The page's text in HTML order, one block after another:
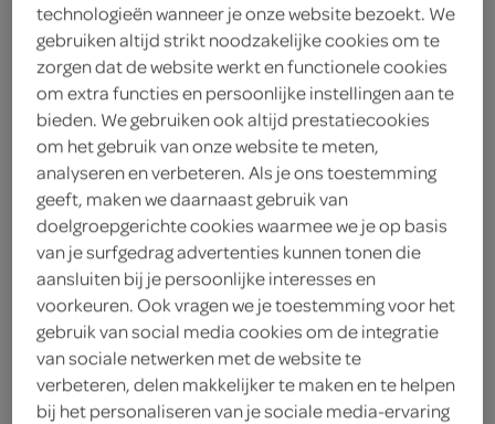
rode pesto
ingrediënten
50 milliliter olijfolie
20 gram pijnboompitten
1 bosje basilicum
50 gram Parmezaanse kaas
technologieën wanneer je onze website bezoekt. We
gebruiken altijd strikt noodzakelijke cookies om te
zorgen dat de website werkt en functionele cookies
om extra functies en persoonlijke instellingen aan te
bieden. We gebruiken ook altijd prestatiecookies
om het gebruik van onze website te meten,
analyseren en verbeteren. Als je ons toestemming
geeft, maken we daarnaast gebruik van
doelgroepgerichte cookies waarmee we je op basis
van je surfgedrag advertenties kunnen tonen die
aansluiten bij je persoonlijke interesses en
voorkeuren. Ook vragen we je toestemming voor het
gebruik van social media cookies om de integratie
van sociale netwerken met de website te
verbeteren, delen makkelijker te maken en te helpen
bij het personaliseren van je sociale media-ervaring